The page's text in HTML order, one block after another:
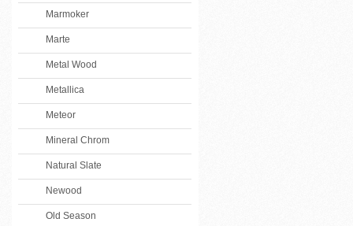
Marmoker
Marte
Metal Wood
Metallica
Meteor
Mineral Chrom
Natural Slate
Newood
Old Season